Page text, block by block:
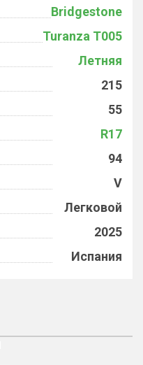
Bridgestone
Turanza T005
Летняя
215
55
R17
94
V
Легковой
2025
Испания